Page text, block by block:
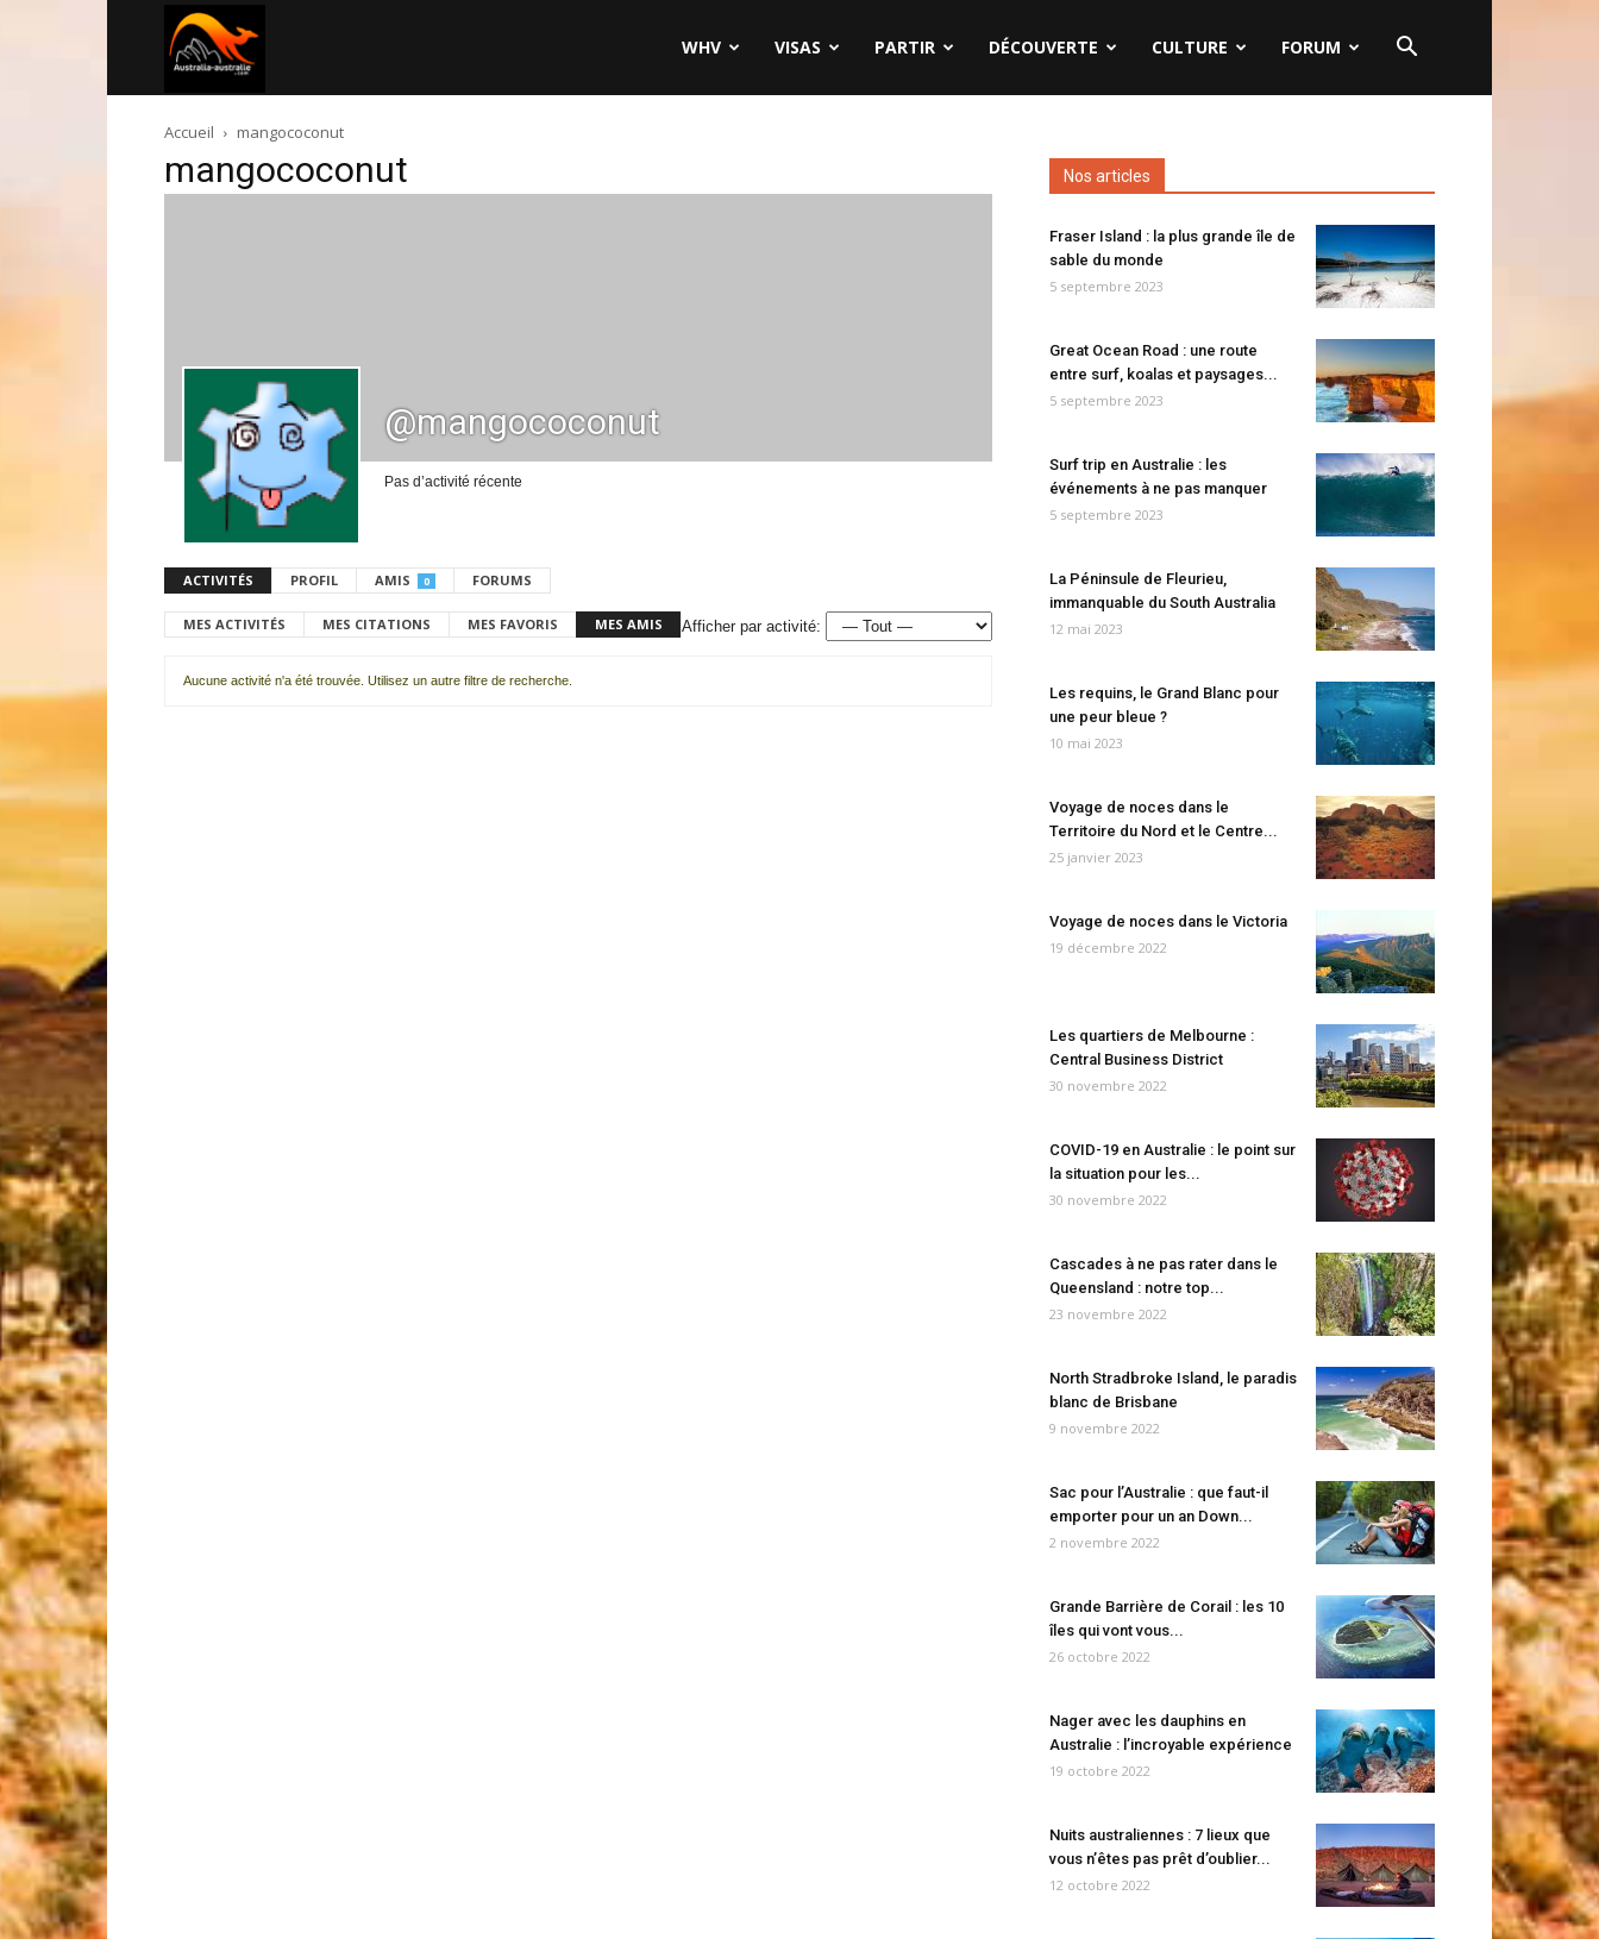
australie.com
WHV VISAS PARTIR DÉCOUVERTE CULTURE FORUM
Accueil mangococonut
mangococonut
@mangococonut
Pas d’activité récente
ACTIVITÉS PROFIL AMIS 0 FORUMS
MES ACTIVITÉS MES CITATIONS MES FAVORIS MES AMIS Afficher par activité:
Aucune activité n'a été trouvée. Utilisez un autre filtre de recherche.
Nos articles
Fraser Island : la plus grande île de
sable du monde
5 septembre 2023
Great Ocean Road : une route
entre surf, koalas et paysages...
5 septembre 2023
Surf trip en Australie : les
événements à ne pas manquer
5 septembre 2023
La Péninsule de Fleurieu,
immanquable du South Australia
12 mai 2023
Les requins, le Grand Blanc pour
une peur bleue ?
10 mai 2023
Voyage de noces dans le
Territoire du Nord et le Centre...
25 janvier 2023
Voyage de noces dans le Victoria
19 décembre 2022
Les quartiers de Melbourne :
Central Business District
30 novembre 2022
COVID-19 en Australie : le point sur
la situation pour les...
30 novembre 2022
Cascades à ne pas rater dans le
Queensland : notre top...
23 novembre 2022
North Stradbroke Island, le paradis
blanc de Brisbane
9 novembre 2022
Sac pour l’Australie : que faut-il
emporter pour un an Down...
2 novembre 2022
Grande Barrière de Corail : les 10
îles qui vont vous...
26 octobre 2022
Nager avec les dauphins en
Australie : l’incroyable expérience
19 octobre 2022
Nuits australiennes : 7 lieux que
vous n’êtes pas prêt d’oublier...
12 octobre 2022